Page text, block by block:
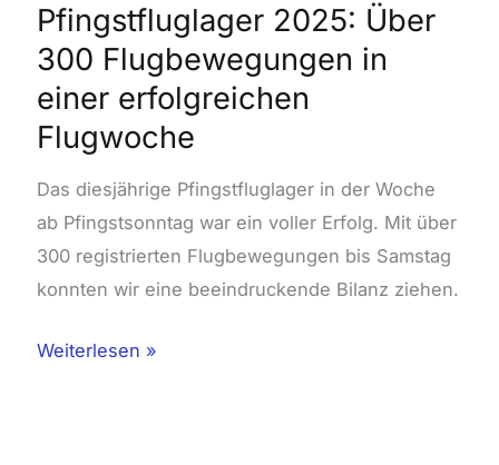
Pfingstfluglager 2025: Über
300 Flugbewegungen in
einer erfolgreichen
Flugwoche
Das diesjährige Pfingstfluglager in der Woche
ab Pfingstsonntag war ein voller Erfolg. Mit über
300 registrierten Flugbewegungen bis Samstag
konnten wir eine beeindruckende Bilanz ziehen.
300
Flugbewegungen
in
einer
Flugwoche
Weiterlesen »